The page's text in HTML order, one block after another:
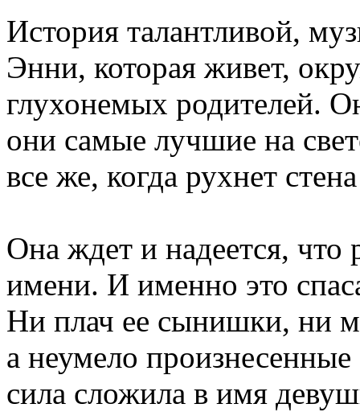
История талантливой,
Энни, которая живет,
глухонемых родителей.
они самые лучшие на
все же, когда рухнет
Она ждет и надеется, что
имени. И именно это
Ни плач ее сынишки, ни
а неумело произнесенные
сила сложила в имя